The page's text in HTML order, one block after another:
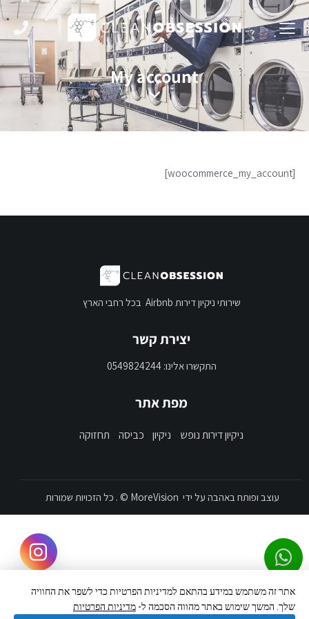
My account
[woocommerce_my_account]
שירותי ניקיון דירות Airbnb בכל רחבי הארץ
יצירת קשר
התקשרו אלינו: 0549824244
מפת אתר
ניקיון דירות נופש ניקיון כביסה תחזוקה
עוצב ופותח באהבה על ידי MoreVision © . כל הזכויות שמורות
אתר זה משתמש במידע בהתאם למדיניות הפרטיות כדי לשפר את החוויה
שלך. המשך שימוש באתר מהווה הסכמה ל- מדיניות הפרטיות